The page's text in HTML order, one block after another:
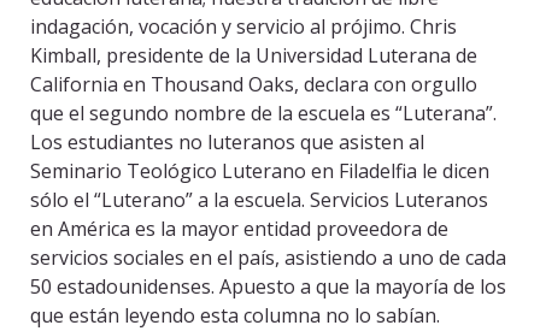
indagación, vocación y servicio al prójimo. Chris
Kimball, presidente de la Universidad Luterana de
California en Thousand Oaks, declara con orgullo
que el segundo nombre de la escuela es “Luterana”.
Los estudiantes no luteranos que asisten al
Seminario Teológico Luterano en Filadelfia le dicen
sólo el “Luterano” a la escuela. Servicios Luteranos
en América es la mayor entidad proveedora de
servicios sociales en el país, asistiendo a uno de cada
50 estadounidenses. Apuesto a que la mayoría de los
que están leyendo esta columna no lo sabían.